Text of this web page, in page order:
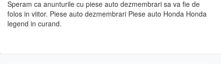
Speram ca anunturile cu piese auto dezmembrari sa va fie de
folos in viitor. Piese auto dezmembrari Piese auto Honda Honda
legend in curand.